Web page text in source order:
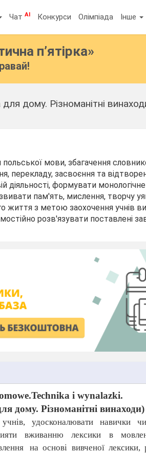
ЧатAI Конкурси Олімпіада Інше
п’ятірка»
дому. Різноманітні
мови, збагачення
перекладу, засвоєння та
формувати монологічне і
пам'ять, мислення, творчу
життя з метою заохочення учнів
розв'язувати поставлені
i wynalazki.
дому. Різноманітні винаходи)
удосконалювати навички
вживанню лексики в
на основі вивченої лексики,